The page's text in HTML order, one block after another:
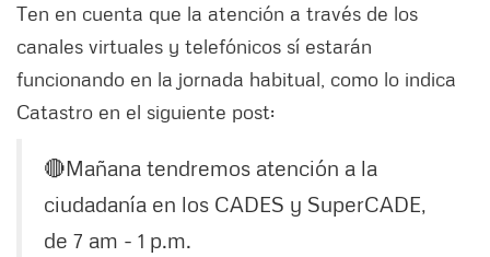
Ten en cuenta que la atención a través de los
canales virtuales y telefónicos sí estarán
funcionando en la jornada habitual, como lo indica
Catastro en el siguiente post:
🔴Mañana tendremos atención a la
ciudadanía en los CADES y SuperCADE,
de 7 am - 1 p.m.